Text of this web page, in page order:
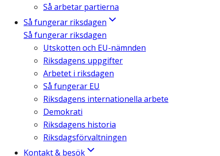
Så arbetar partierna
Så fungerar riksdagen
Så fungerar riksdagen
Utskotten och EU-nämnden
Riksdagens uppgifter
Arbetet i riksdagen
Så fungerar EU
Riksdagens internationella arbete
Demokrati
Riksdagens historia
Riksdagsförvaltningen
Kontakt & besök